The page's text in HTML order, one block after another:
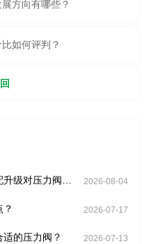
方向有哪些？
如何评判？
级对压力阀有
2026-08-04
2026-07-17
的压力阀？ 2026-07-13